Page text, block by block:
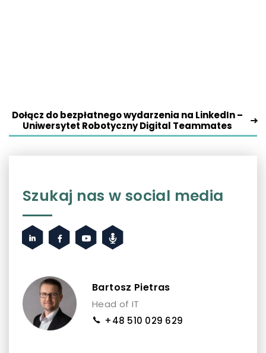
Dołącz do bezpłatnego wydarzenia na LinkedIn –
Uniwersytet Robotyczny Digital Teammates
Szukaj nas w social media
Bartosz Pietras
Head of IT
+48 510 029 629